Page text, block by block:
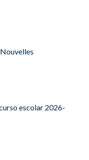
escolar 2026-